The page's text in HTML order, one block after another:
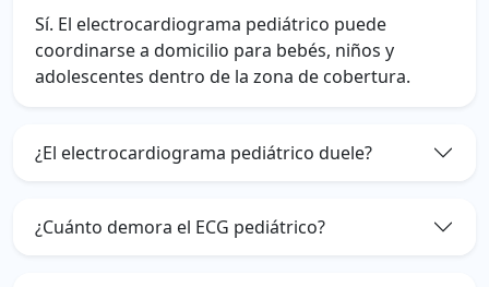
Sí. El electrocardiograma pediátrico puede
coordinarse a domicilio para bebés, niños y
adolescentes dentro de la zona de cobertura.
¿El electrocardiograma pediátrico duele?
¿Cuánto demora el ECG pediátrico?